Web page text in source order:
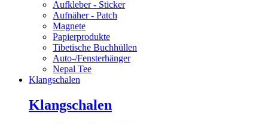
Aufkleber - Sticker
Aufnäher - Patch
Magnete
Papierprodukte
Tibetische Buchhüllen
Auto-/Fensterhänger
Nepal Tee
Klangschalen
Klangschalen